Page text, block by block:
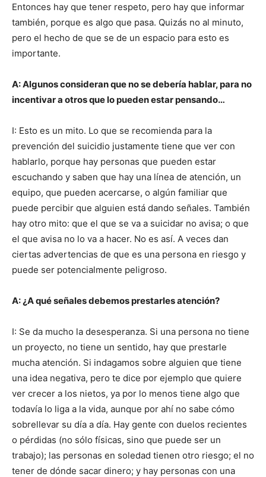
Entonces hay que tener respeto, pero hay que informar
también, porque es algo que pasa. Quizás no al minuto,
pero el hecho de que se de un espacio para esto es
importante.
A: Algunos consideran que no se debería hablar, para no
incentivar a otros que lo pueden estar pensando…
I: Esto es un mito. Lo que se recomienda para la
prevención del suicidio justamente tiene que ver con
hablarlo, porque hay personas que pueden estar
escuchando y saben que hay una línea de atención, un
equipo, que pueden acercarse, o algún familiar que
puede percibir que alguien está dando señales. También
hay otro mito: que el que se va a suicidar no avisa; o que
el que avisa no lo va a hacer. No es así. A veces dan
ciertas advertencias de que es una persona en riesgo y
puede ser potencialmente peligroso.
A: ¿A qué señales debemos prestarles atención?
I: Se da mucho la desesperanza. Si una persona no tiene
un proyecto, no tiene un sentido, hay que prestarle
mucha atención. Si indagamos sobre alguien que tiene
una idea negativa, pero te dice por ejemplo que quiere
ver crecer a los nietos, ya por lo menos tiene algo que
todavía lo liga a la vida, aunque por ahí no sabe cómo
sobrellevar su día a día. Hay gente con duelos recientes
o pérdidas (no sólo físicas, sino que puede ser un
trabajo); las personas en soledad tienen otro riesgo; el no
tener de dónde sacar dinero; y hay personas con una